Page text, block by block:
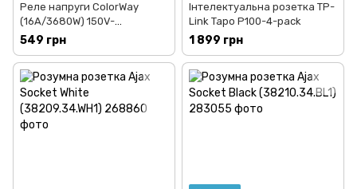
Реле напруги ColorWay
(16A/3680W) 150V-
210V/230V-280V LED1, 1
розетка
549 грн
Інтелектуальна розетка TP-
Link Tapo P100-4-pack
1 899 грн